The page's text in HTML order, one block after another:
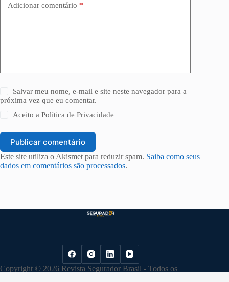
Adicionar comentário *
Salvar meu nome, e-mail e site neste navegador para a
próxima vez que eu comentar.
Aceito aPolítica de Privacidade
Publicar comentário
Este site utiliza o Akismet para reduzir spam. Saiba como seus
dados em comentários são processados.
Copyright © 2026 Revista Segurador Brasil - Todos os